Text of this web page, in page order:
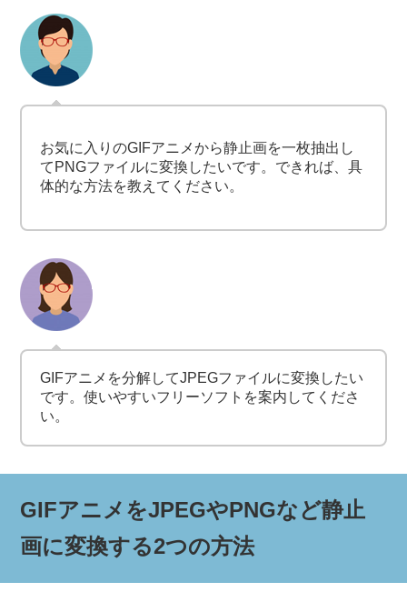
お気に入りのGIFアニメから静止画を一枚抽出し
てPNGファイルに変換したいです。できれば、具
体的な方法を教えてください。
GIFアニメを分解してJPEGファイルに変換したい
です。使いやすいフリーソフトを案内してくださ
い。
GIFアニメをJPEGやPNGなど静止
画に変換する2つの方法